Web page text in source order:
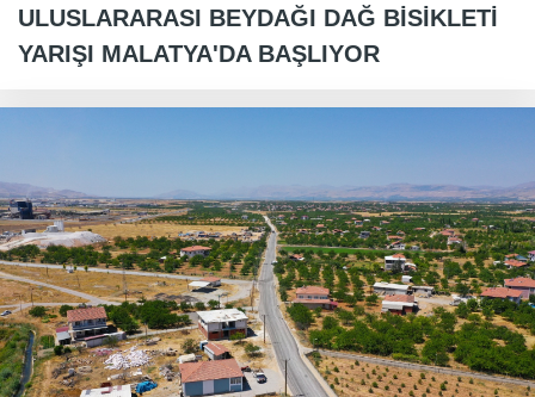
ULUSLARARASI BEYDAĞI DAĞ BİSİKLETİ
YARIŞI MALATYA'DA BAŞLIYOR